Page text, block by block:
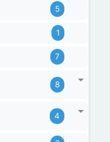
5
1
7
8
4